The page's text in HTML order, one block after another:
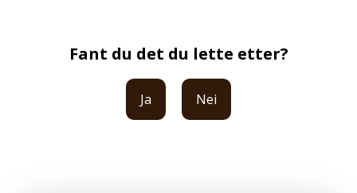
Fant du det du lette etter?
Ja Nei